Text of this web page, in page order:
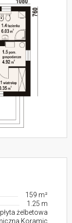
159 m²
1.25 m
płyta żelbetowa
Koramic